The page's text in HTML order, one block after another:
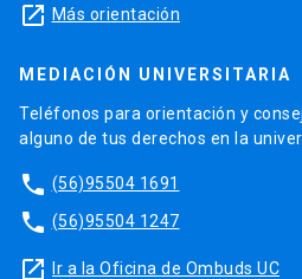
launch Más orientación
MEDIACIÓN UNIVERSITARIA
Teléfonos para orientación y
alguno de tus derechos en la
phone (56)95504 1691
phone (56)95504 1247
launch Ir a la Oficina de Ombuds UC